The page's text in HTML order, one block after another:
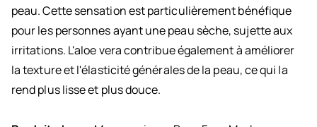
peau. Cette sensation est particulièrement bénéfique
pour les personnes ayant une peau sèche, sujette aux
irritations. L'aloe vera contribue également à améliorer
la texture et l'élasticité générales de la peau, ce qui la
rend plus lisse et plus douce.